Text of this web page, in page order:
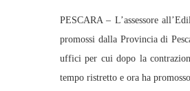
PESCARA – L’assessore
promossi dalla Provincia di
uffici per cui dopo la
tempo ristretto e ora ha